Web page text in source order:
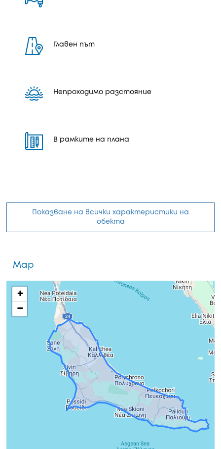
Главен път
Непроходимо разстояние
В рамките на плана
Показване на всички характеристики на
обекта
Map
+
−